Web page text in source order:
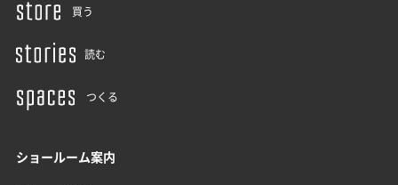
買う
読む
つくる
ショールーム案内